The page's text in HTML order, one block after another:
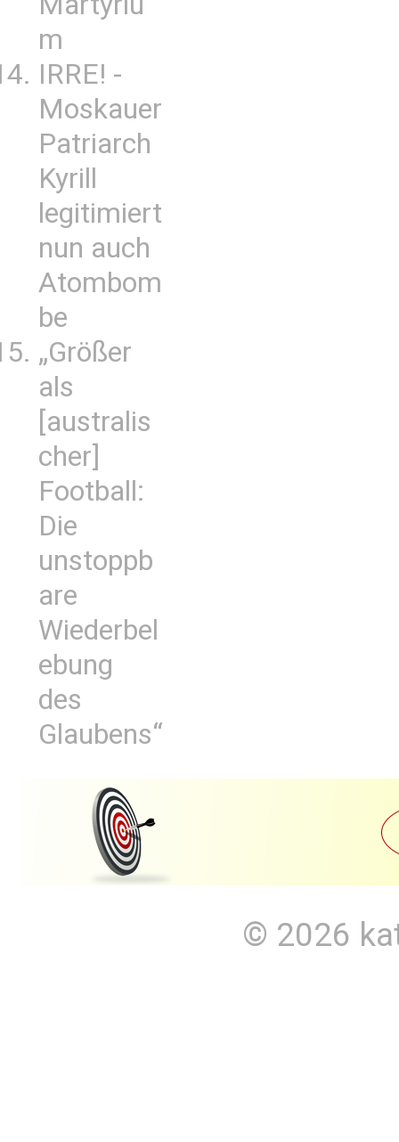
m
IRRE! -
Moskauer
Patriarch
Kyrill
legitimiert
nun auch
Atombom
be
„Größer
als
[australis
cher]
Football:
Die
unstoppb
are
Wiederbel
ebung
des
Glaubens“
© 2026